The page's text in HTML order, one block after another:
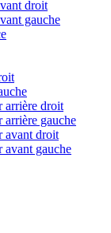
droit
gauche
arrière droit
arrière gauche
avant droit
avant gauche